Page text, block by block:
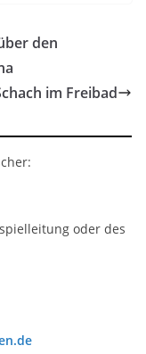
den
im Freibad
oder des